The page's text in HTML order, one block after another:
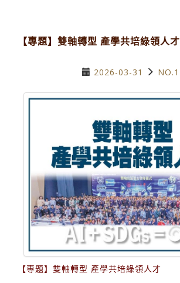
【專題】雙軸轉型 產學共培綠領人才
2026-03-31
【專題】雙軸轉型 產學共培綠領人才